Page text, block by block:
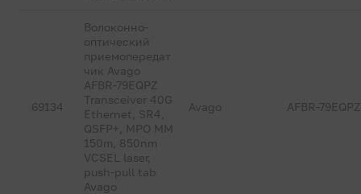
69134
Волоконно-
оптический
приемопередат
чик Avago
AFBR-79EQPZ
Transceiver 40G
Ethernet, SR4,
QSFP+, MPO MM
150m, 850nm
VCSEL laser,
push-pull tab
Avago
Avago AFBR-79EQPZ